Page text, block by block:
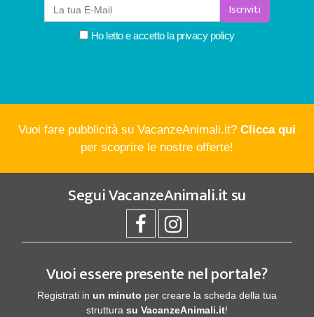
Iscriviti
Ho letto e accetto la privacy policy
Vuoi fare pubblicità su VacanzeAnimali.it? Clicca qui
per scoprire le nostre offerte!
SeguiVacanzeAnimali.itsu
Vuoi essere presente nel portale?
Registrati in un minuto per creare la scheda della tua
struttura su VacanzeAnimali.it!